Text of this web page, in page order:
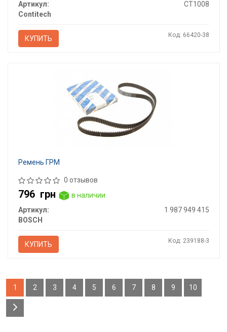
Артикул:
CT1008
Contitech
КУПИТЬ Код: 66420-38
Ремень ГРМ
0 отзывов
796 грн
в наличии
Артикул:
1 987 949 415
BOSCH
КУПИТЬ Код: 239188-3
1 2 3 4 5 6 7 8 9 10